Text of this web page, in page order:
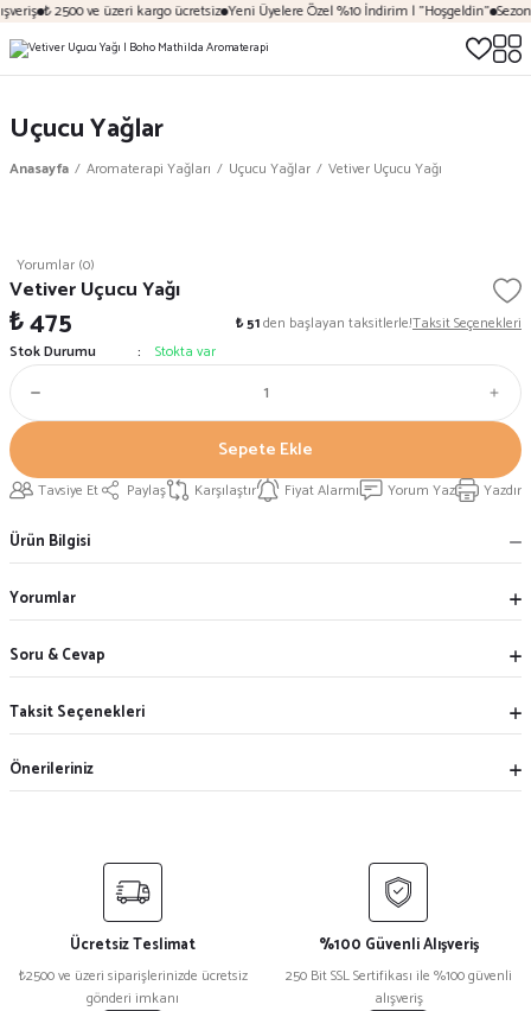
₺ 2500 ve üzeri kargo ücretsiz Yeni Üyelere Özel %10 İndirim | "Hoşgeldin"
Uçucu Yağlar
Anasayfa Aromaterapi Yağları Uçucu Yağlar Vetiver Uçucu Yağı
Yorumlar (0)
Vetiver Uçucu Yağı
₺ 475 ₺ 51den başlayan taksitlerle!Taksit Seçenekleri
Stok Durumu
Stokta var
Sepete Ekle
Tavsiye Et Paylaş Karşılaştır Fiyat Alarmı Yorum Yaz Yazdır
Ürün Bilgisi
Yorumlar
Soru & Cevap
Taksit Seçenekleri
Önerileriniz
Ücretsiz Teslimat
₺2500 ve üzeri siparişlerinizde ücretsiz
gönderi imkanı
%100 Güvenli Alışveriş
250 Bit SSL Sertifikası ile %100 güvenli
alışveriş